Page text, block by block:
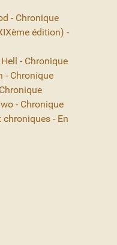
- Chronique
édition) -
- Chronique
- Chronique
- Chronique
chroniques - En